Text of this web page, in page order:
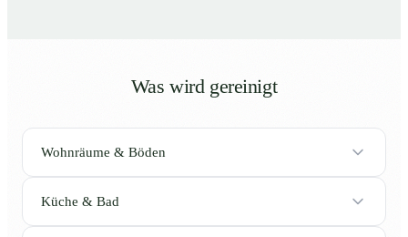
Was wird gereinigt
Wohnräume & Böden
Küche & Bad